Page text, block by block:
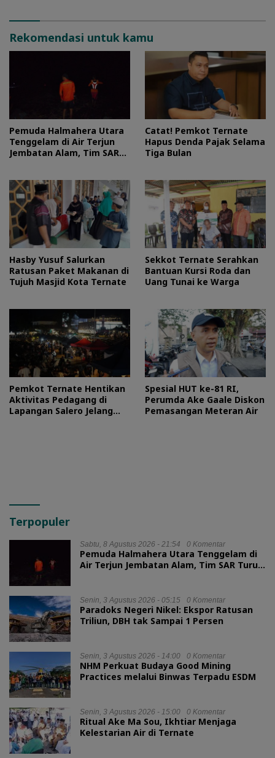
Rekomendasi untuk kamu
Pemuda Halmahera Utara
Tenggelam di Air Terjun
Jembatan Alam, Tim SAR
Catat! Pemkot Ternate
Hapus Denda Pajak Selama
Tiga Bulan
Hasby Yusuf Salurkan
Ratusan Paket Makanan di
Tujuh Masjid Kota Ternate
Sekkot Ternate Serahkan
Bantuan Kursi Roda dan
Uang Tunai ke Warga
Pemkot Ternate Hentikan
Aktivitas Pedagang di
Lapangan Salero Jelang
Spesial HUT ke-81 RI,
Perumda Ake Gaale Diskon
Pemasangan Meteran Air
Terpopuler
Sabtu, 8 Agustus 2026 - 21:54 0 Komentar
Pemuda Halmahera Utara Tenggelam di
Air Terjun Jembatan Alam, Tim SAR Turun
Senin, 3 Agustus 2026 - 05:15 0 Komentar
Paradoks Negeri Nikel: Ekspor Ratusan
Triliun, DBH tak Sampai 1 Persen
Senin, 3 Agustus 2026 - 14:00 0 Komentar
NHM Perkuat Budaya Good Mining
Practices melalui Binwas Terpadu ESDM
Senin, 3 Agustus 2026 - 15:00 0 Komentar
Ritual Ake Ma Sou, Ikhtiar Menjaga
Kelestarian Air di Ternate